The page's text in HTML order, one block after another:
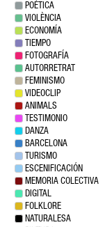
POÉTICA
VIOLÈNCIA
ECONOMÍA
TIEMPO
FOTOGRAFÍA
AUTORRETRAT
FEMINISMO
VIDEOCLIP
ANIMALS
TESTIMONIO
DANZA
BARCELONA
TURISMO
ESCENIFICACIÓN
MEMORIA COLECTIVA
DIGITAL
FOLKLORE
NATURALESA